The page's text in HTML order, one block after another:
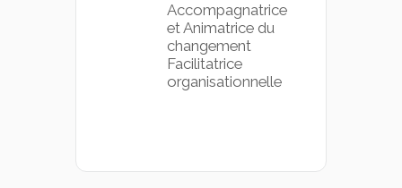
Accompagnatrice
et Animatrice du
changement
Facilitatrice
organisationnelle